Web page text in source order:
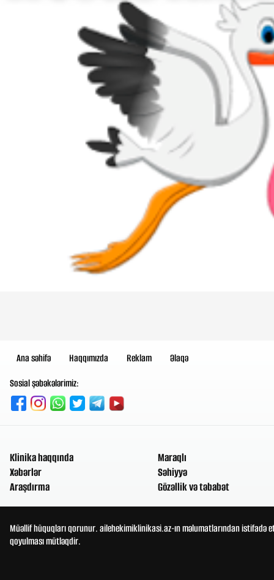
Ana səhifə Haqqımızda Reklam
Əlaqə
Sosial şəbəkələrimiz:
Klinika haqqında
Xəbərlər
Araşdırma
Maraqlı
Səhiyyə
Gözəllik və təbabət
Müəllif hüquqları qorunur. ailehekimiklinikasi.az-ın məlumatlarından
qoyulması mütləqdir.